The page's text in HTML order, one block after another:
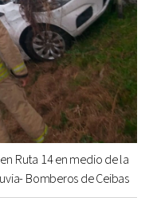
Ruta 14 en medio de la
Bomberos de Ceibas